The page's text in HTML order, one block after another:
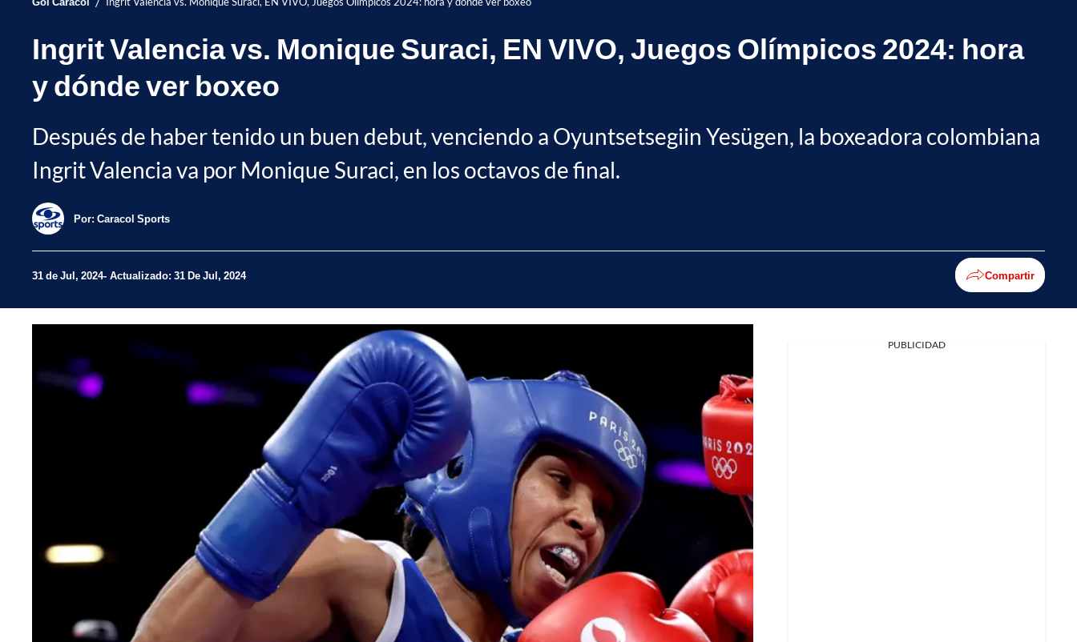
Ingrit Valencia vs. Monique Suraci, EN VIVO, Juegos Olímpicos 2024: hora
y dónde ver boxeo
Después de haber tenido un buen debut, venciendo a Oyuntsetsegiin Yesügen, la boxeadora colombiana
Ingrit Valencia va por Monique Suraci, en los octavos de final.
Por: Caracol Sports
31 de Jul, 2024 Actualizado: 31 De Jul, 2024 Compartir
PUBLICIDAD